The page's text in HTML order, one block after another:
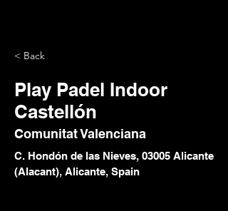
< Back
Play Padel Indoor
Castellón
Comunitat Valenciana
C. Hondón de las Nieves, 03005 Alicante
(Alacant), Alicante, Spain